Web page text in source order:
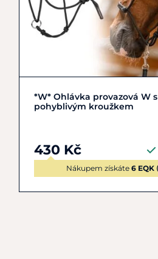
COB | M FULL | L
*W* Ohlávka provazová W s
pohyblivým kroužkem
430 Kč
Nákupem získáte 6 EQK